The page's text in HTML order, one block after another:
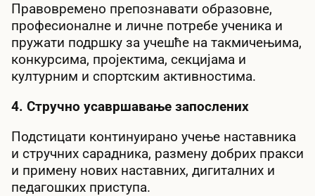
Правовремено препознавати образовне,
професионалне и личне потребе ученика и
пружати подршку за учешће на такмичењима,
конкурсима, пројектима, секцијама и
културним и спортским активностима.
4. Стручно усавршавање запослених
Подстицати континуирано учење наставника
и стручних сарадника, размену добрих пракси
и примену нових наставних, дигиталних и
педагошких приступа.